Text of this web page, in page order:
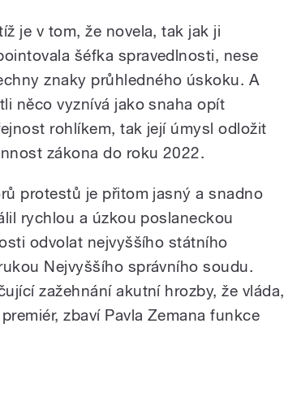
je v tom, že novela, tak jak ji
šéfka spravedlnosti, nese
znaky průhledného úskoku. A
něco vyznívá jako snaha opít
rohlíkem, tak její úmysl odložit
zákona do roku 2022.
protestů je přitom jasný a snadno
rychlou a úzkou poslaneckou
odvolat nejvyššího státního
Nejvyššího správního soudu.
zažehnání akutní hrozby, že vláda,
zbaví Pavla Zemana funkce